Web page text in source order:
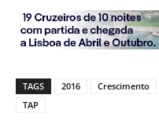
TAGS 2016 Crescimento
TAP